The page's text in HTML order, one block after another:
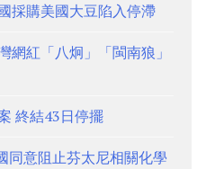
採購美國大豆陷入停滯
網紅「八炯」「閩南狼」
終結43日停擺
同意阻止芬太尼相關化學